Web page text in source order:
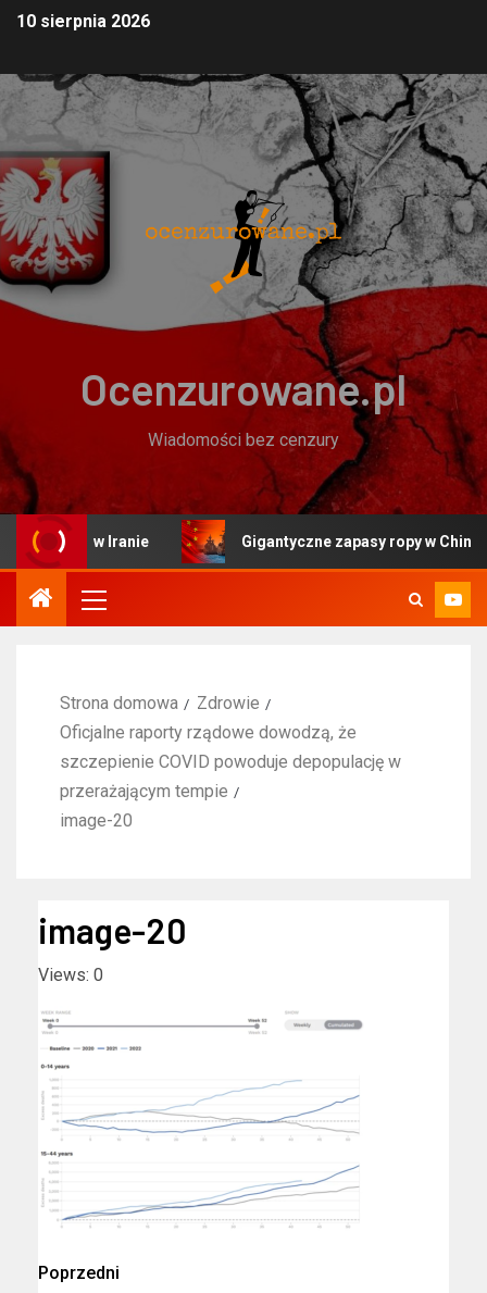
10 sierpnia 2026
Ocenzurowane.pl
Wiadomości bez cenzury
w Iranie Gigantyczne zapasy ropy w Chinach
Strona domowa
Zdrowie
Oficjalne raporty rządowe dowodzą, że
szczepienie COVID powoduje depopulację w
przerażającym tempie
image-20
image-20
Views: 0
Poprzedni